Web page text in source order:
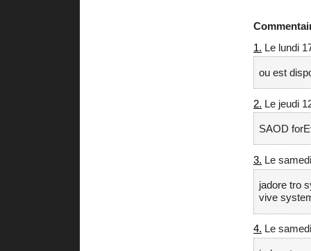
1. Le lundi
ou est
2. Le jeudi
SAOD
3. Le
jadore tro
vive
4. Le